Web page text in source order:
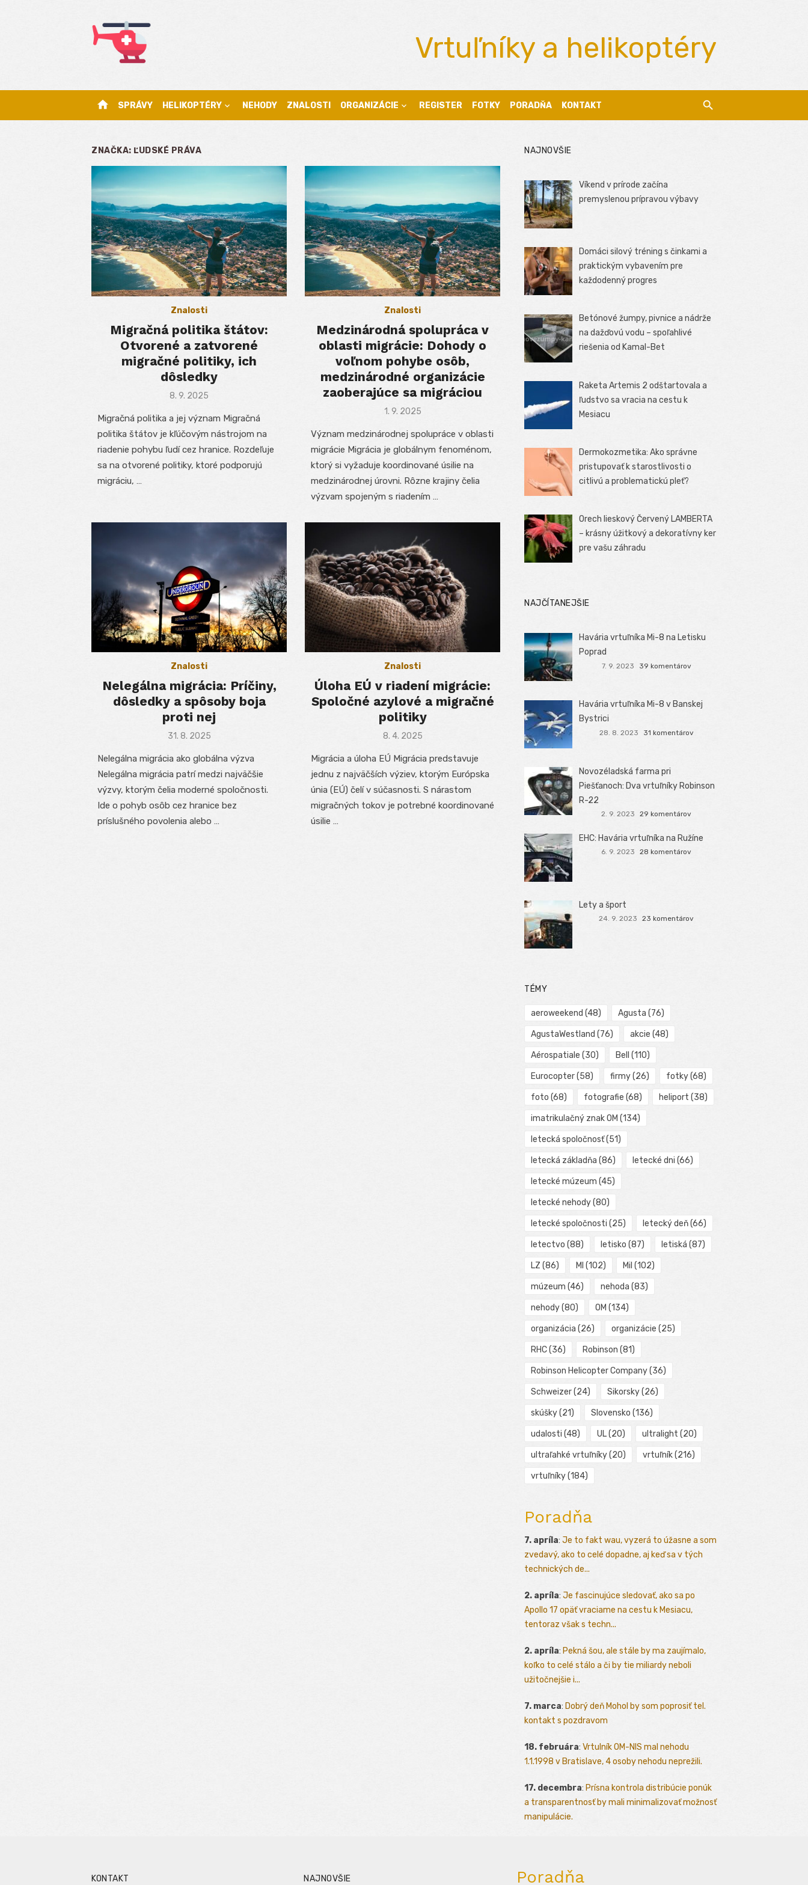
Vrtuľníky a helikoptéry
home SPRÁVY HELIKOPTÉRY NEHODY ZNALOSTI ORGANIZÁCIE REGISTER FOTKY PORADŇA KONTAKT
ZNAČKA: ĽUDSKÉ PRÁVA
Znalosti
Migračná politika štátov:
Otvorené a zatvorené
migračné politiky, ich
dôsledky
Posted
8. 9. 2025
Migračná politika a jej význam Migračná
politika štátov je kľúčovým nástrojom na
riadenie pohybu ľudí cez hranice. Rozdeľuje
sa na otvorené politiky, ktoré podporujú
migráciu, …
Znalosti
Medzinárodná spolupráca v
oblasti migrácie: Dohody o
voľnom pohybe osôb,
medzinárodné organizácie
zaoberajúce sa migráciou
Posted
1. 9. 2025
Význam medzinárodnej spolupráce v oblasti
migrácie Migrácia je globálnym fenoménom,
ktorý si vyžaduje koordinované úsilie na
medzinárodnej úrovni. Rôzne krajiny čelia
výzvam spojeným s riadením …
Znalosti
Nelegálna migrácia: Príčiny,
dôsledky a spôsoby boja
proti nej
Posted
31. 8. 2025
Nelegálna migrácia ako globálna výzva
Nelegálna migrácia patrí medzi najväčšie
výzvy, ktorým čelia moderné spoločnosti.
Ide o pohyb osôb cez hranice bez
príslušného povolenia alebo …
Znalosti
Úloha EÚ v riadení migrácie:
Spoločné azylové a migračné
politiky
Posted
8. 4. 2025
Migrácia a úloha EÚ Migrácia predstavuje
jednu z najväčších výziev, ktorým Európska
únia (EÚ) čelí v súčasnosti. S nárastom
migračných tokov je potrebné koordinované
úsilie …
NAJNOVŠIE
Víkend v prírode začína
premyslenou prípravou výbavy
Domáci silový tréning s činkami a
praktickým vybavením pre
každodenný progres
Betónové žumpy, pivnice a nádrže
na dažďovú vodu – spoľahlivé
riešenia od Kamal-Bet
Raketa Artemis 2 odštartovala a
ľudstvo sa vracia na cestu k
Mesiacu
Dermokozmetika: Ako správne
pristupovať k starostlivosti o
citlivú a problematickú pleť?
Orech lieskový Červený LAMBERTA
– krásny úžitkový a dekoratívny ker
pre vašu záhradu
NAJČÍTANEJŠIE
Havária vrtuľníka Mi-8 na Letisku
Poprad
7. 9. 2023 39 komentárov
Havária vrtuľníka Mi-8 v Banskej
Bystrici
28. 8. 2023 31 komentárov
Novozéladská farma pri
Piešťanoch: Dva vrtuľníky Robinson
R-22
2. 9. 2023 29 komentárov
EHC: Havária vrtuľníka na Ružíne
6. 9. 2023 28 komentárov
Lety a šport
24. 9. 2023 23 komentárov
TÉMY
aeroweekend (48) Agusta (76)
AgustaWestland (76) akcie (48)
Aérospatiale (30) Bell (110)
Eurocopter(58) firmy(26) fotky(68)
foto (68) fotografie (68) heliport (38)
imatrikulačný znak OM (134)
letecká spoločnosť(51)
letecká základňa (86) letecké dni (66)
letecké múzeum (45)
letecké nehody(80)
letecké spoločnosti (25) letecký deň(66)
letectvo (88) letisko (87) letiská (87)
LZ (86) MI (102) Mil (102)
múzeum (46) nehoda (83)
nehody(80) OM (134)
organizácia (26) organizácie (25)
RHC(36) Robinson (81)
Robinson Helicopter Company(36)
Schweizer(24) Sikorsky(26)
skúšky(21) Slovensko (136)
udalosti (48) UL(20) ultralight (20)
ultraľahké vrtuľníky(20) vrtuľník(216)
vrtuľníky(184)
Poradňa
7. apríla: Je to fakt wau, vyzerá to úžasne a som
zvedavý, ako to celé dopadne, aj keď sa v tých
technických de...
2. apríla: Je fascinujúce sledovať, ako sa po
Apollo 17 opäť vraciame na cestu k Mesiacu,
tentoraz však s techn...
2. apríla: Pekná šou, ale stále by ma zaujímalo,
koľko to celé stálo a či by tie miliardy neboli
užitočnejšie i...
7. marca: Dobrý deň Mohol by som poprosiť tel.
kontakt s pozdravom
18. februára: Vrtulník OM-NIS mal nehodu
1.1.1998 v Bratislave, 4 osoby nehodu neprežili.
17. decembra: Prísna kontrola distribúcie ponúk
a transparentnosť by mali minimalizovať možnosť
manipulácie.
KONTAKT NAJNOVŠIE Poradňa